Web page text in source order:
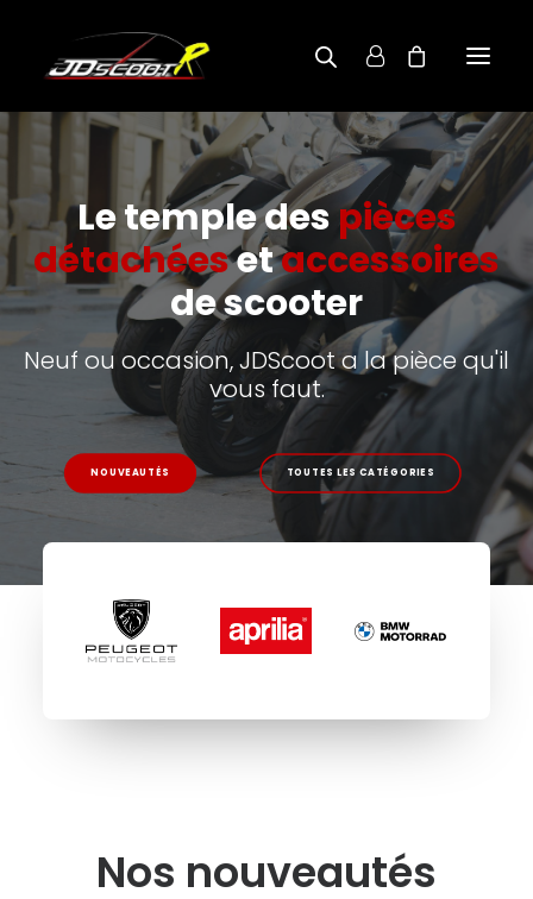
A PROPOS
BOUTIQUE
RECHERCHE PAR MODÈLE
CONTACT
Le temple despièces
détachéesetaccessoires
de scooter
Neuf ou occasion, JDScoot a la pièce qu'il
vous faut.
NOUVEAUTÉS TOUTES LES CATÉGORIES
Nos nouveautés